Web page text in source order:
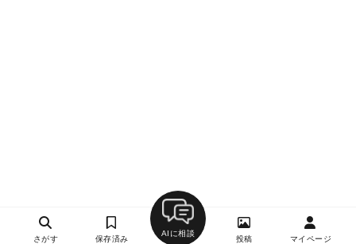
さがす 保存済み
AIに相談
投稿 マイページ